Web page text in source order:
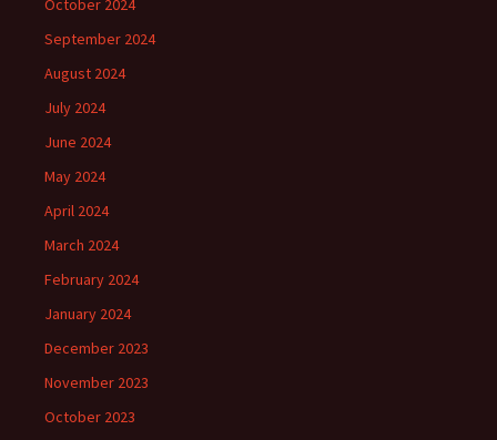
October 2024
September 2024
August 2024
July 2024
June 2024
May 2024
April 2024
March 2024
February 2024
January 2024
December 2023
November 2023
October 2023